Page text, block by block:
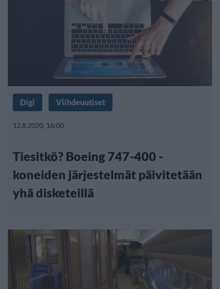
Digi Viihdeuutiset
12.8.2020, 16:00
Tiesitkö? Boeing 747-400 -
koneiden järjestelmät päivitetään
yhä disketeillä